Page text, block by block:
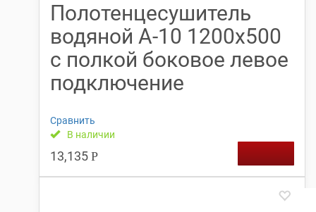
Полотенцесушитель
водяной А-10 1200х500
с полкой боковое левое
подключение
Сравнить
В наличии
13,135 Р